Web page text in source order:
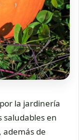
la jardinería
saludables en
además de